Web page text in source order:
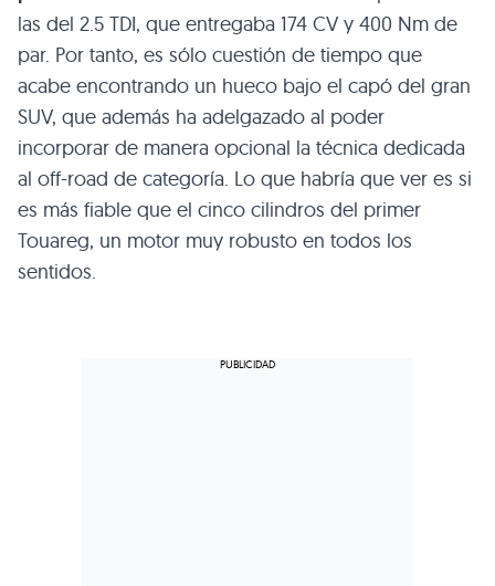
las del 2.5 TDI, que entregaba 174 CV y 400 Nm de
par. Por tanto, es sólo cuestión de tiempo que
acabe encontrando un hueco bajo el capó del gran
SUV, que además ha adelgazado al poder
incorporar de manera opcional la técnica dedicada
al off-road de categoría. Lo que habría que ver es si
es más fiable que el cinco cilindros del primer
Touareg, un motor muy robusto en todos los
sentidos.